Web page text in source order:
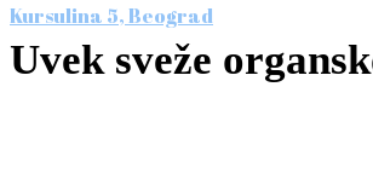
Kursulina 5, Beograd
Uvek sveže